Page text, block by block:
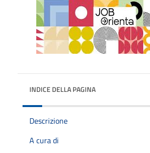
INDICE DELLA PAGINA
Descrizione
A cura di